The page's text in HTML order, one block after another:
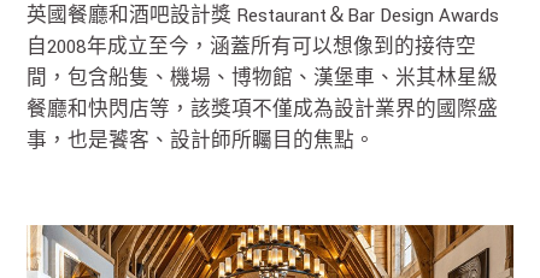
英國餐廳和酒吧設計獎 Restaurant＆Bar Design Awards
自2008年成立至今，涵蓋所有可以想像到的接待空
間，包含船隻、機場、博物館、漢堡車、米其林星級
餐廳和快閃店等，該獎項不僅成為設計業界的國際盛
事，也是饕客、設計師所矚目的焦點。